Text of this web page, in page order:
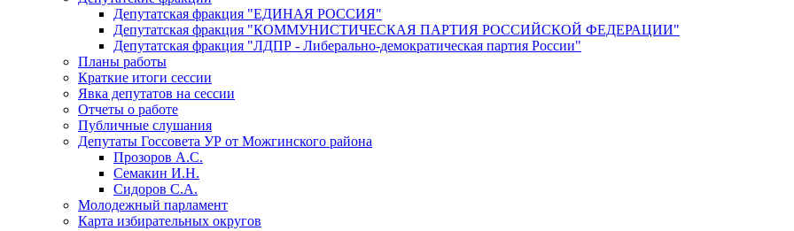
Депутатская фракция "ЕДИНАЯ РОССИЯ"
Депутатская фракция "КОММУНИСТИЧЕСКАЯ ПАРТИЯ РОССИЙСКОЙ ФЕДЕРАЦИИ"
Депутатская фракция "ЛДПР - Либерально-демократическая партия России"
Планы работы
Краткие итоги сессии
Явка депутатов на сессии
Отчеты о работе
Публичные слушания
Депутаты Госсовета УР от Можгинского района
Прозоров А.С.
Семакин И.Н.
Сидоров С.А.
Молодежный парламент
Карта избирательных округов